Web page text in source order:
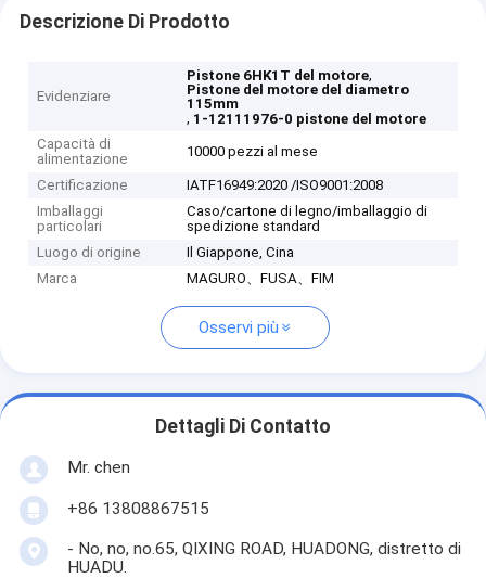
Descrizione Di Prodotto
Evidenziare
Pistone 6HK1T del motore,
Pistone del motore del diametro
115mm
, 1-12111976-0 pistone del motore
Capacità di
alimentazione
10000 pezzi al mese
Certificazione
IATF16949:2020 /ISO9001:2008
Imballaggi
particolari
Caso/cartone di legno/imballaggio di
spedizione standard
Luogo di origine
Il Giappone, Cina
Marca
MAGURO、FUSA、FIM
Osservi più
Dettagli Di Contatto
Mr. chen
+86 13808867515
- No, no, no.65, QIXING ROAD, HUADONG, distretto di
HUADU.